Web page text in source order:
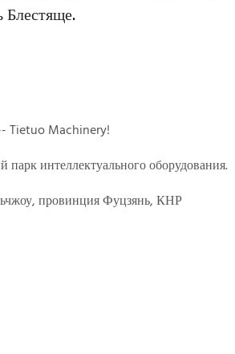
Блестяще.
Tietuo Machinery!
интеллектуального оборудования.
провинция Фуцзянь, КНР